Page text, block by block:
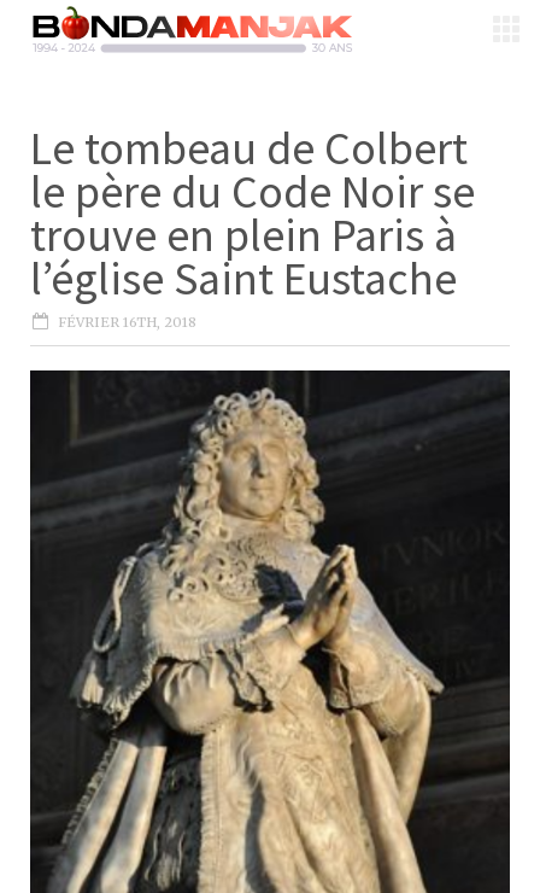
Le tombeau de Colbert
le père du Code Noir se
trouve en plein Paris à
l’église Saint Eustache
FÉVRIER 16TH, 2018